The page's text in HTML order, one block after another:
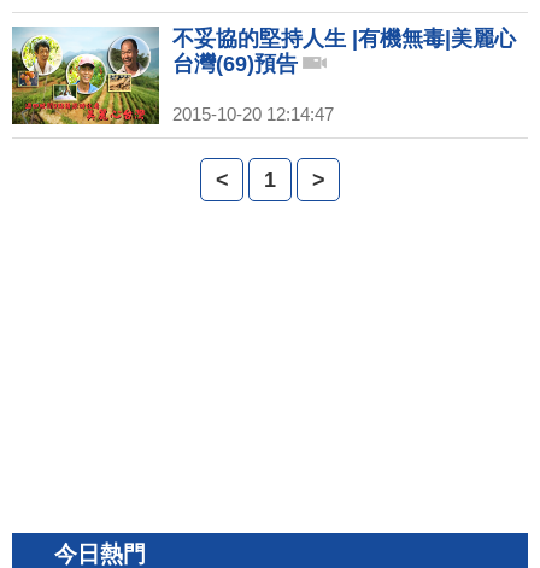
不妥協的堅持人生 |有機無毒|美麗心
台灣(69)預告
2015-10-20 12:14:47
< 1 >
今日熱門